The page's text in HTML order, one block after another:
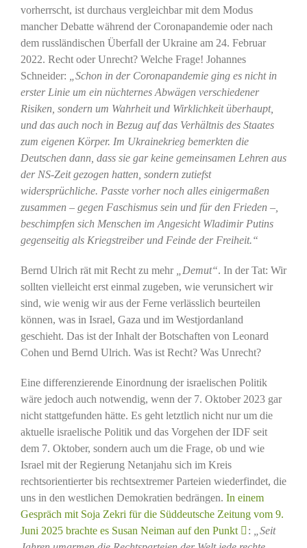
vorherrscht, ist durchaus vergleichbar mit dem Modus
mancher Debatte während der Coronapandemie oder nach
dem russländischen Überfall der Ukraine am 24. Februar
2022. Recht oder Unrecht? Welche Frage! Johannes
Schneider:
„Schon in der Coronapandemie ging es nicht in
erster Linie um ein nüchternes Abwägen verschiedener
Risiken, sondern um Wahrheit und Wirklichkeit überhaupt,
und das auch noch in Bezug auf das Verhältnis des Staates
zum eigenen Körper. Im Ukrainekrieg bemerkten die
Deutschen dann, dass sie gar keine gemeinsamen Lehren aus
der NS-Zeit gezogen hatten, sondern zutiefst
widersprüchliche. Passte vorher noch alles einigermaßen
zusammen – gegen Faschismus sein und für den Frieden –,
beschimpfen sich Menschen im Angesicht Wladimir Putins
gegenseitig als Kriegstreiber und Feinde der Freiheit.“
Bernd Ulrich rät mit Recht zu mehr „Demut“. In der Tat: Wir
sollten vielleicht erst einmal zugeben, wie verunsichert wir
sind, wie wenig wir aus der Ferne verlässlich beurteilen
können, was in Israel, Gaza und im Westjordanland
geschieht. Das ist der Inhalt der Botschaften von Leonard
Cohen und Bernd Ulrich. Was ist Recht? Was Unrecht?
Eine differenzierende Einordnung der israelischen Politik
wäre jedoch auch notwendig, wenn der 7. Oktober 2023 gar
nicht stattgefunden hätte. Es geht letztlich nicht nur um die
aktuelle israelische Politik und das Vorgehen der IDF seit
dem 7. Oktober, sondern auch um die Frage, ob und wie
Israel mit der Regierung Netanjahu sich im Kreis
rechtsorientierter bis rechtsextremer Parteien wiederfindet, die
uns in den westlichen Demokratien bedrängen. In einem
Gespräch mit Soja Zekri für die Süddeutsche Zeitung vom 9.
Juni 2025 brachte es Susan Neiman auf den Punkt
:
„Seit